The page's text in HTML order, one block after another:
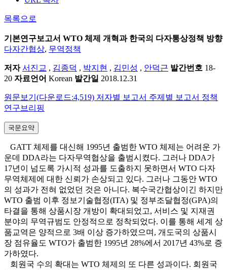
목록으로
기본연구보고서 WTO 체제 개혁과 한국의 다자통상정책 방향
다자간협상, 무역정책
저자 서진교 , 김종덕 , 박지현 , 김민성 , 안덕근 발간번호 18-
20 자료언어 Korean 발간일 2018.12.31
원문보기(다운로드:4,519) 저자별 보고서 주제별 보고서 정책
연구브리핑
국문요약
GATT 체제를 대신해 1995년 출범한 WTO 체제는 어려운 가
운데 DDA라는 다자무역협상을 출범시켰다. 그러나 DDA가
17년이 넘도록 가시적 성과를 도출하지 못하면서 WTO 다자
무역체제에 대한 신뢰가 손상되고 있다. 그러나 그동안 WTO
의 성과가 전혀 없었던 것은 아니다. 복수국간협상이긴 하지만
WTO 출범 이후 정보기술협정(ITA) 및 정부조달협정(GPA)의
타결을 통해 상품시장 개방이 확대되었고, 서비스 및 지재권
분야의 무역규범도 안정적으로 정착되었다. 이를 통해 세계 상
품교역은 양적으로 3배 이상 증가하였으며, 개도국의 상품시
장 점유율도 WTO가 출범한 1995년 28%에서 2017년 43%로 증
가하였다.
회원국 수의 확대는 WTO 체제의 또 다른 성과이다. 회원국